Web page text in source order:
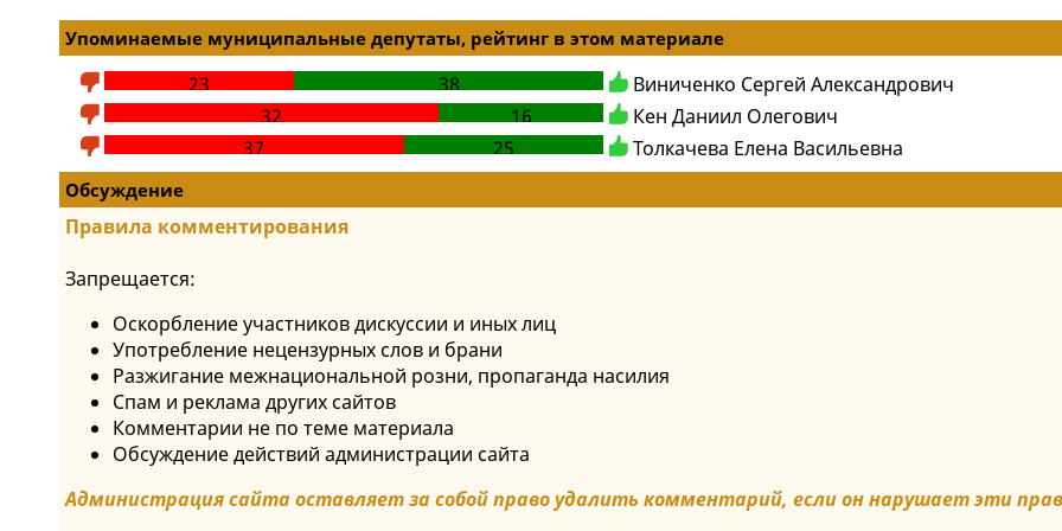
Упоминаемые муниципальные депутаты, рейтинг в этом материале
23 38
Виниченко Сергей Александрович
32
16
Кен Даниил Олегович
37
25 Толкачева Елена Васильевна
Обсуждение
Правила комментирования
Запрещается:
Оскорбление участников дискуссии и иных лиц
Употребление нецензурных слов и брани
Разжигание межнациональной розни, пропаганда насилия
Спам и реклама других сайтов
Комментарии не по теме материала
Обсуждение действий администрации сайта
Администрация сайта оставляет за собой право удалить комментарий, если он нарушает эти